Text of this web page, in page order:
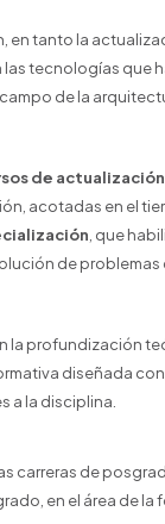
en tanto la
tecnologías que
de la
de
acotadas en el
, que
de problemas
la profundización
diseñada
a la disciplina.
carreras de
en el área de